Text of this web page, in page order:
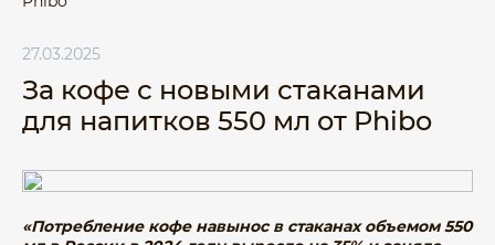
27.03.2025
За кофе с новыми стаканами
для напитков 550 мл от Phibo
«Потребление кофе навынос в стаканах объемом 550